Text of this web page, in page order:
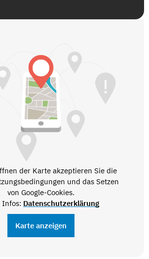
der Karte akzeptieren Sie die
und das Setzen
von Google-Cookies.
Infos: Datenschutzerklärung
Karte anzeigen